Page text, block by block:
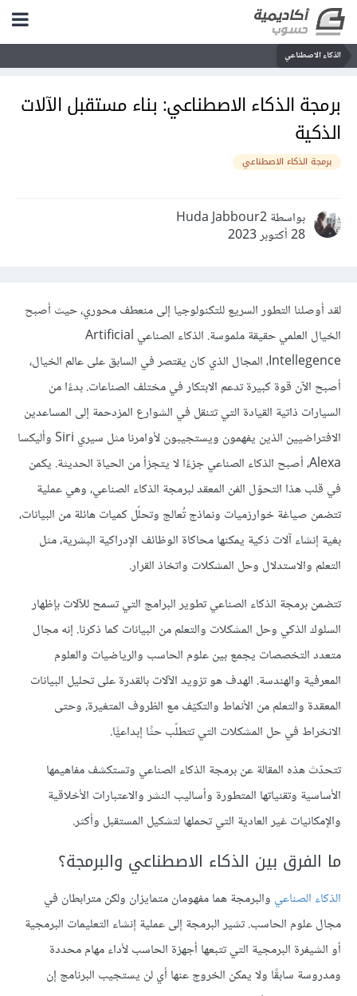
الذكاء الاصطناعي
برمجة الذكاء الاصطناعي: بناء مستقبل الآلات
الذكية
برمجة الذكاء الاصطناعي
بواسطة Huda Jabbour2
28 أكتوبر 2023
لقد أوصلنا التطور السريع للتكنولوجيا إلى منعطف محوري، حيث أصبح
الخيال العلمي حقيقة ملموسة.
الذكاء الصناعي Artificial
Intellegence، المجال الذي كان يقتصر في السابق على عالم الخيال،
أصبح الآن قوة كبيرة تدعم الابتكار في مختلف الصناعات. بدءًا من
السيارات ذاتية القيادة التي تتنقل في الشوارع المزدحمة إلى المساعدين
الافتراضيين الذين يفهمون ويستجيبون لأوامرنا مثل سيري Siri وأليكسا
Alexa، أصبح الذكاء الصناعي جزءًا لا يتجزأ من الحياة الحديثة. يكمن
في قلب هذا التحوّل الفن المعقد لبرمجة الذكاء الصناعي، وهي عملية
تتضمن صياغة خوارزميات ونماذج تُعالج وتحلّل كميات هائلة من البيانات،
بغية إنشاء آلات ذكية يمكنها محاكاة الوظائف الإدراكية البشرية، مثل
التعلم والاستدلال وحل المشكلات واتخاذ القرار.
تتضمن برمجة الذكاء الصناعي تطوير البرامج التي تسمح للآلات بإظهار
السلوك الذكي وحل المشكلات والتعلم من البيانات كما ذكرنا. إنه مجال
متعدد التخصصات يجمع بين علوم الحاسب والرياضيات والعلوم
المعرفية والهندسة. الهدف هو تزويد الآلات بالقدرة على تحليل البيانات
المعقدة والتعلم من الأنماط والتكيّف مع الظروف المتغيرة، وحتى
الانخراط في حل المشكلات التي تتطلّب حثًا إبداعيًّا.
تتحدّث هذه المقالة عن برمجة الذكاء الصناعي وتستكشف مفاهيمها
الأساسية وتقنياتها المتطورة وأساليب النشر والاعتبارات الأخلاقية
والإمكانيات غير العادية التي تحملها لتشكيل المستقبل وأكثر.
ما الفرق بين الذكاء الاصطناعي والبرمجة؟
الذكاء الصناعي والبرمجة هما مفهومان متمايزان ولكن مترابطان في
مجال علوم الحاسب. تشير البرمجة إلى عملية إنشاء التعليمات البرمجية
أو الشيفرة البرمجية التي تتبعها أجهزة الحاسب لأداء مهام محددة
ومدروسة سابقًا ولا يمكن الخروج عنها أي لن يستجيب البرنامج إن